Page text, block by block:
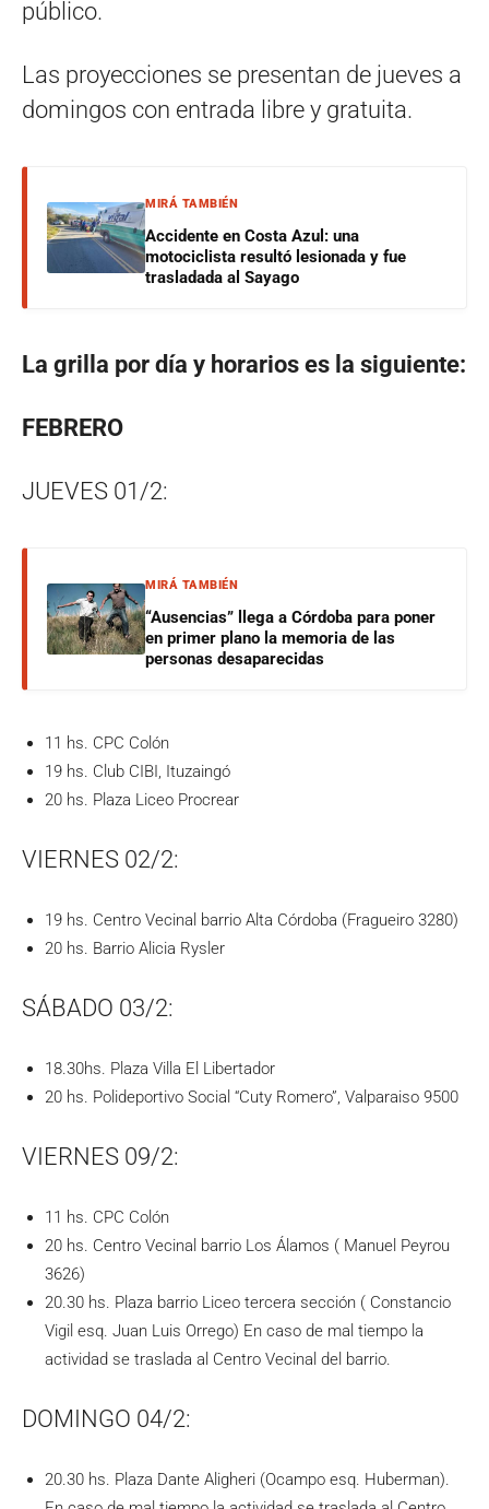
público.
Las proyecciones se presentan de jueves a
domingos con entrada libre y gratuita.
MIRÁ TAMBIÉN
Accidente en Costa Azul: una
motociclista resultó lesionada y fue
trasladada al Sayago
La grilla por día y horarios es la siguiente:
FEBRERO
JUEVES 01/2:
MIRÁ TAMBIÉN
“Ausencias” llega a Córdoba para poner
en primer plano la memoria de las
personas desaparecidas
11 hs. CPC Colón
19 hs. Club CIBI, Ituzaingó
20 hs. Plaza Liceo Procrear
VIERNES 02/2:
19 hs. Centro Vecinal barrio Alta Córdoba (Fragueiro 3280)
20 hs. Barrio Alicia Rysler
SÁBADO 03/2:
18.30hs. Plaza Villa El Libertador
20 hs. Polideportivo Social “Cuty Romero”, Valparaiso 9500
VIERNES 09/2:
11 hs. CPC Colón
20 hs. Centro Vecinal barrio Los Álamos ( Manuel Peyrou
3626)
20.30 hs. Plaza barrio Liceo tercera sección ( Constancio
Vigil esq. Juan Luis Orrego) En caso de mal tiempo la
actividad se traslada al Centro Vecinal del barrio.
DOMINGO 04/2:
20.30 hs. Plaza Dante Aligheri (Ocampo esq. Huberman).